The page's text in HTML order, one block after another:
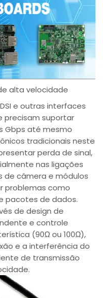
alta velocidade
DSI e outras interfaces
precisam suportar
Gbps até mesmo
tradicionais neste
perda de sinal,
nas ligações
de câmera e módulos
problemas como
pacotes de dados.
de design de
e controle
(90Ω ou 100Ω),
e a interferência do
de transmissão